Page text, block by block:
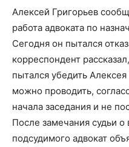
Алексей Григорьев
работа адвоката по
Сегодня он пытался
корреспондент
пытался убедить
можно проводить,
начала заседания и не
После замечания судьи
подсудимого адвокат